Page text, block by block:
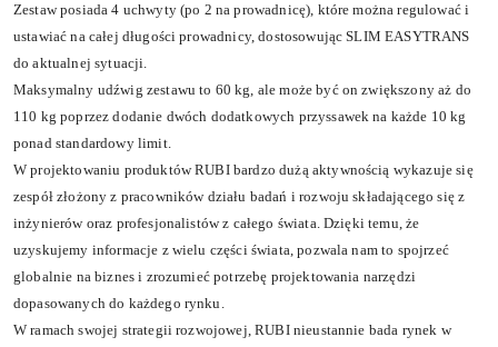
Zestaw posiada 4 uchwyty (po 2 na prowadnicę), które można regulować i
ustawiać na całej długości prowadnicy, dostosowując SLIM EASYTRANS
do aktualnej sytuacji.
Maksymalny udźwig zestawu to 60 kg, ale może być on zwiększony aż do
110 kg poprzez dodanie dwóch dodatkowych przyssawek na każde 10 kg
ponad standardowy limit.
W projektowaniu produktów RUBI bardzo dużą aktywnością wykazuje się
zespół złożony z pracowników działu badań i rozwoju składającego się z
inżynierów oraz profesjonalistów z całego świata. Dzięki temu, że
uzyskujemy informacje z wielu części świata, pozwala nam to spojrzeć
globalnie na biznes i zrozumieć potrzebę projektowania narzędzi
dopasowanych do każdego rynku.
W ramach swojej strategii rozwojowej, RUBI nieustannie bada rynek w